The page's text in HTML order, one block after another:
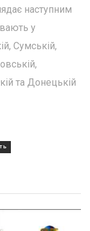
наступним
у
Сумській,
та Донецькій